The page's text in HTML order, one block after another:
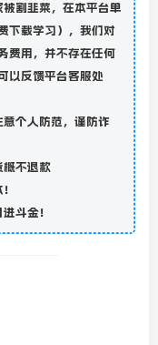
割韭菜，在本平台单
下载学习），我们对
费用，并不存在任何
以反馈平台客服处
个人防范，谨防诈
概不退款
斗金！